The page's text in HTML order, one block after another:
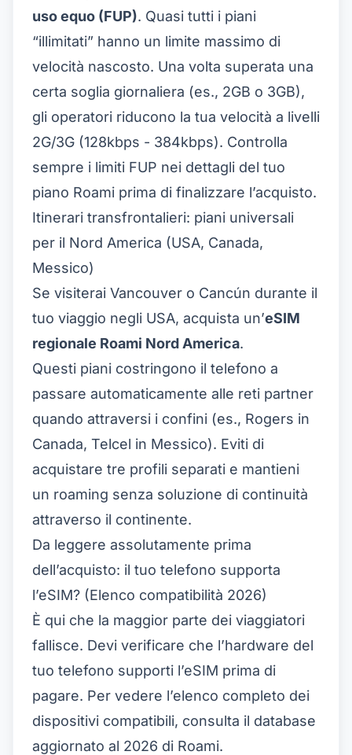
uso equo (FUP). Quasi tutti i piani
“illimitati” hanno un limite massimo di
velocità nascosto. Una volta superata una
certa soglia giornaliera (es., 2GB o 3GB),
gli operatori riducono la tua velocità a livelli
2G/3G (128kbps - 384kbps). Controlla
sempre i limiti FUP nei dettagli del tuo
piano Roami prima di finalizzare l’acquisto.
Itinerari transfrontalieri: piani universali
per il Nord America (USA, Canada,
Messico)
Se visiterai Vancouver o Cancún durante il
tuo viaggio negli USA, acquista un’eSIM
regionale Roami Nord America.
Questi piani costringono il telefono a
passare automaticamente alle reti partner
quando attraversi i confini (es., Rogers in
Canada, Telcel in Messico). Eviti di
acquistare tre profili separati e mantieni
un roaming senza soluzione di continuità
attraverso il continente.
Da leggere assolutamente prima
dell’acquisto: il tuo telefono supporta
l’eSIM? (Elenco compatibilità 2026)
È qui che la maggior parte dei viaggiatori
fallisce. Devi verificare che l’hardware del
tuo telefono supporti l’eSIM prima di
pagare. Per vedere l’elenco completo dei
dispositivi compatibili, consulta il database
aggiornato al 2026 di Roami.